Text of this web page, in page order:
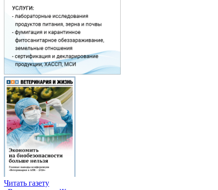
Читать газету